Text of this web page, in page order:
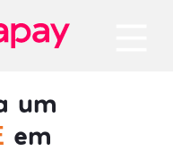
um
em